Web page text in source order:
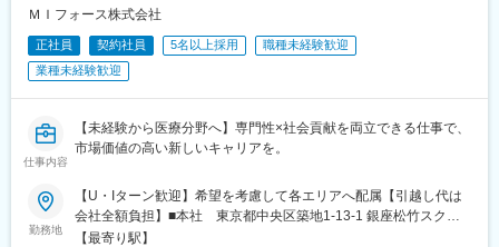
■豊富なキャリアパス
がんや希少疾患の医薬品担当など専門性を深めるキャリアや、マ
ネジメント・人材育成など多様なキャリアパスが可能。実際に社
内でキャリアチェンジして活躍している社員も多数います。
変更の範囲：会社の定める業務
ＭＩフォース株式会社
正社員 契約社員 5名以上採用
職種未経験歓迎
業種未経験歓迎
仕事内容
【未経験から医療分野へ】専門性×社会貢献を両立できる仕事で、
市場価値の高い新しいキャリアを。
勤務地
【U・Iターン歓迎】希望を考慮して各エリアへ配属【引越し代は
会社全額負担】■本社 東京都中央区築地1-13-1 銀座松竹スクエ
ア9F■勤務エリア：（1）北海道：北海道（2）東北：青森・秋
【最寄り駅】